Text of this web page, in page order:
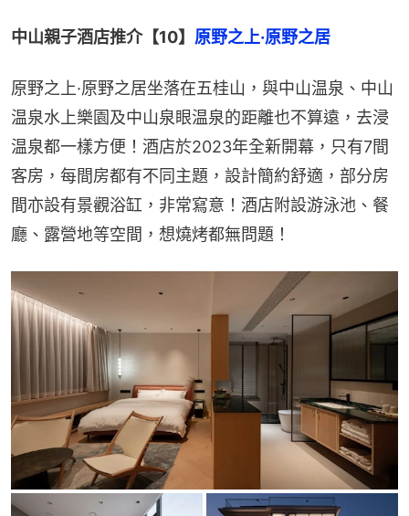
中山親子酒店推介【10】 原野之上·原野之居
原野之上·原野之居坐落在五桂山，與中山温泉、中山
温泉水上樂園及中山泉眼温泉的距離也不算遠，去浸
温泉都一樣方便！酒店於2023年全新開幕，只有7間
客房，每間房都有不同主題，設計簡約舒適，部分房
間亦設有景觀浴缸，非常寫意！酒店附設游泳池、餐
廳、露營地等空間，想燒烤都無問題！